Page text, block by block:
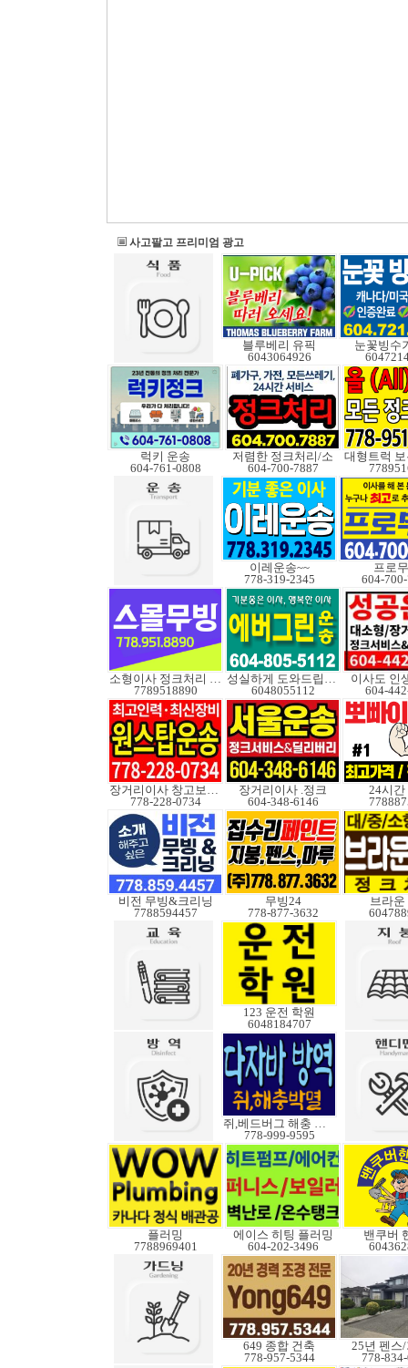
사고팔고 프리미엄 광고
블루베리 유픽
6043064926
눈꽃빙수
럭키 운송
604-761-0808
저렴한 정크처리/소
604-700-7887
이레운송~~
778-319-2345
프로
604-
소형이사 정크처리 무빙
7789518890
성실하게 도와드립니다
6048055112
이사도 인
604-
장거리이사 창고보관정크
778-228-0734
장거리이사 .정크
604-348-6146
24시간
비전 무빙&크리닝
7788594457
무빙24
778-877-3632
브라운
123 운전 학원
6048184707
쥐,베드버그 해충 박멸
778-999-9595
플러밍
7788969401
에이스 히팅 플러밍
604-202-3496
밴쿠버
649 종합 건축
778-957-5344
25년 펜스
778-